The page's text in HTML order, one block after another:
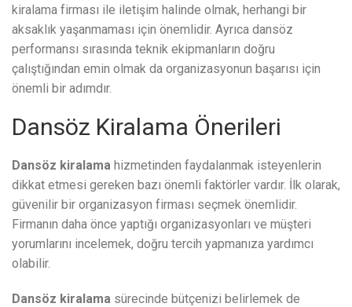
kiralama firması ile iletişim halinde olmak, herhangi bir
aksaklık yaşanmaması için önemlidir. Ayrıca dansöz
performansı sırasında teknik ekipmanların doğru
çalıştığından emin olmak da organizasyonun başarısı için
önemli bir adımdır.
Dansöz Kiralama Önerileri
Dansöz kiralama hizmetinden faydalanmak isteyenlerin
dikkat etmesi gereken bazı önemli faktörler vardır. İlk olarak,
güvenilir bir organizasyon firması seçmek önemlidir.
Firmanın daha önce yaptığı organizasyonları ve müşteri
yorumlarını incelemek, doğru tercih yapmanıza yardımcı
olabilir.
Dansöz kiralama sürecinde bütçenizi belirlemek de